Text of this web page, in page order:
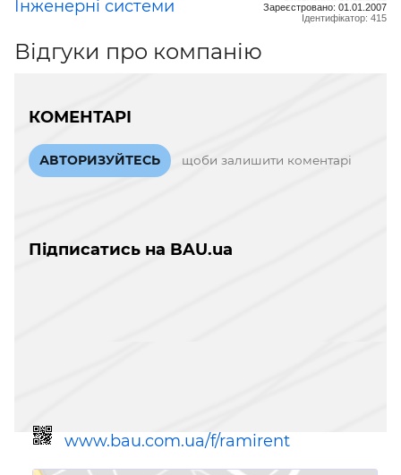
Інженерні системи
Зареєстровано: 01.01.2007
Ідентифікатор: 415
Відгуки про компанію
КОМЕНТАРІ
АВТОРИЗУЙТЕСЬ щоби залишити коментарі
Підписатись на BAU.ua
www.bau.com.ua/f/ramirent